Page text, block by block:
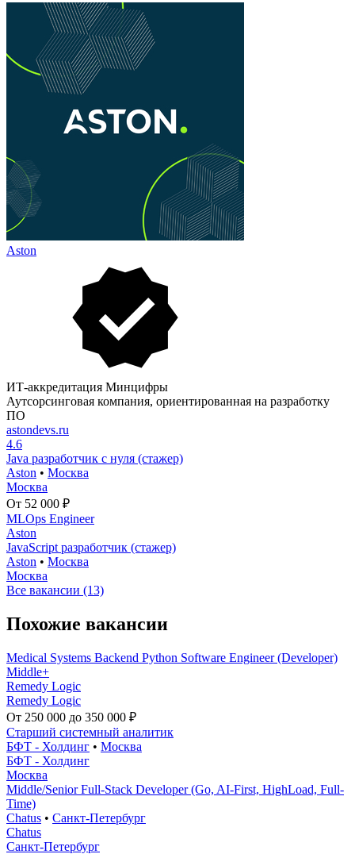
Aston
ИТ-аккредитация Минцифры
Аутсорсинговая компания, ориентированная на разработку
ПО
astondevs.ru
4.6
Java разработчик с нуля (стажер)
Aston • Москва
Москва
От 52 000 ₽
MLOps Engineer
Aston
JavaScript разработчик (стажер)
Aston • Москва
Москва
Все вакансии (13)
Похожие вакансии
Medical Systems Backend Python Software Engineer (Developer)
Middle+
Remedy Logic
Remedy Logic
От 250 000 до 350 000 ₽
Старший системный аналитик
БФТ - Холдинг • Москва
БФТ - Холдинг
Москва
Middle/Senior Full-Stack Developer (Go, AI-First, HighLoad, Full-
Time)
Chatus • Санкт-Петербург
Chatus
Санкт-Петербург